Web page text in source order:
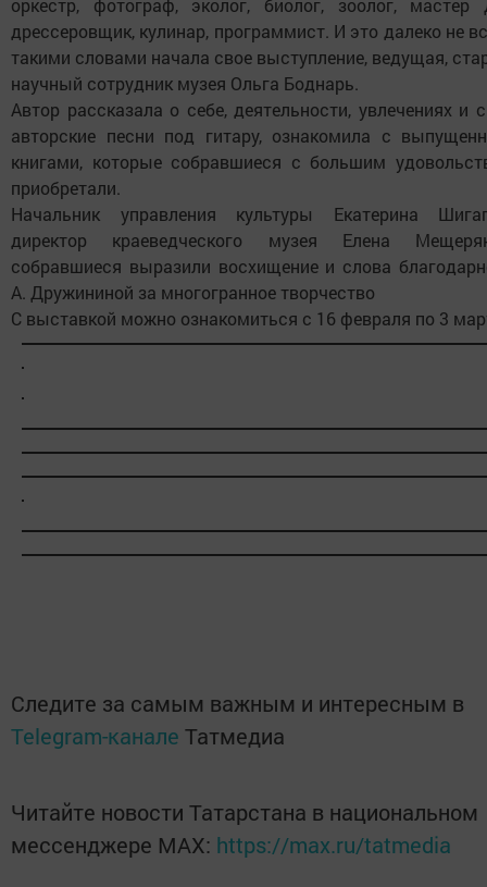
оркестр, фотограф, эколог, биолог, зоолог, мастер
дрессеровщик, кулинар, программист. И это далеко не
такими словами начала свое выступление, ведущая,
научный сотрудник музея Ольга Боднарь.
Автор рассказала о себе, деятельности, увлечениях и
авторские песни под гитару, ознакомила с
книгами, которые собравшиеся с большим
приобретали.
Начальник управления культуры Екатерина
директор краеведческого музея Елена
собравшиеся выразили восхищение и слова
А. Дружининой за многогранное творчество
С выставкой можно ознакомиться с 16 февраля по 3
Следите за самым важным и интересным в
Telegram-канале Татмедиа
Читайте новости Татарстана в национальном
мессенджере MАХ: https://max.ru/tatmedia